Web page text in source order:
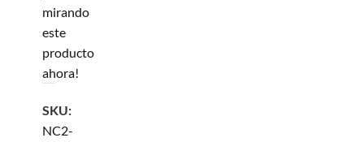
mirando
este
producto
ahora!
SKU:
NC2-